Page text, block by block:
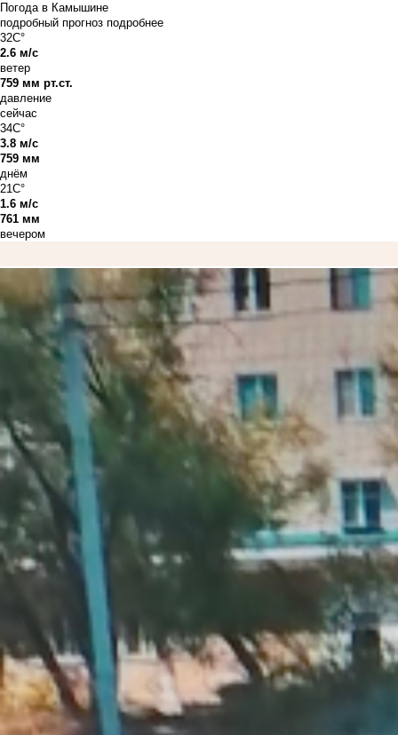
Погода в Камышине
подробный прогноз подробнее
32C°
2.6 м/с
ветер
759 мм рт.ст.
давление
сейчас
34C°
3.8 м/с
759 мм
днём
21C°
1.6 м/с
761 мм
вечером